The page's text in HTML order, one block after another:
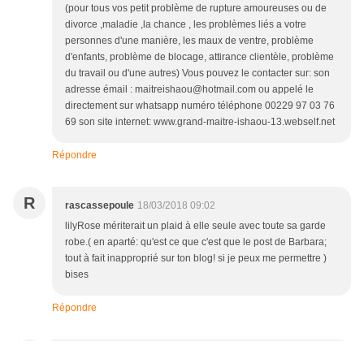
(pour tous vos petit problème de rupture amoureuses ou de
divorce ,maladie ,la chance , les problèmes liés a votre
personnes d'une manière, les maux de ventre, problème
d'enfants, problème de blocage, attirance clientèle, problème
du travail ou d'une autres) Vous pouvez le contacter sur: son
adresse émail : maitreishaou@hotmail.com ou appelé le
directement sur whatsapp numéro téléphone 00229 97 03 76
69 son site internet: www.grand-maitre-ishaou-13.webself.net
Répondre
R rascassepoule 18/03/2018 09:02
lilyRose mériterait un plaid à elle seule avec toute sa garde
robe.( en aparté: qu'est ce que c'est que le post de Barbara;
tout à fait inapproprié sur ton blog! si je peux me permettre )
bises
Répondre